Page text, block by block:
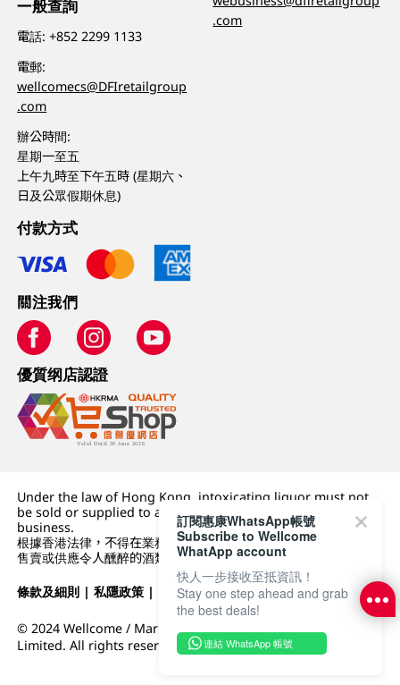
一般查詢
電話:+852 2299 1133
電郵:
wellcomecs@DFIretailgroup
.com
辦公時間:
星期一至五
上午九時至下午五時 (星期六、
日及公眾假期休息)
.com
付款方式
關注我們
優質纲店認證
Under the law of Hong Kong, intoxicating liquor must not
be sold or supplied to a minor (under 18) in the course of
business.
根據香港法律，不得在業務過程中，向未成年人 (18 歲以下人士)
售賣或供應令人醺醉的酒類。
條款及細則 |私隱政策 | DFI零售集團
© 2024 Wellcome / Market Place. The Dairy Farm Company
Limited. All rights reserved.
訂閱惠康WhatsApp帳號
Subscribe to Wellcome
WhatApp account
快人一步接收至抵資訊！
Stay one step ahead and grab
the best deals!
連結 WhatsApp 帳號